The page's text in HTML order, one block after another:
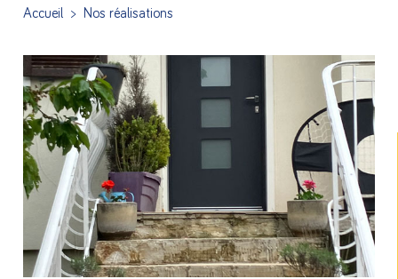
Nos produits
Accueil > Nos réalisations